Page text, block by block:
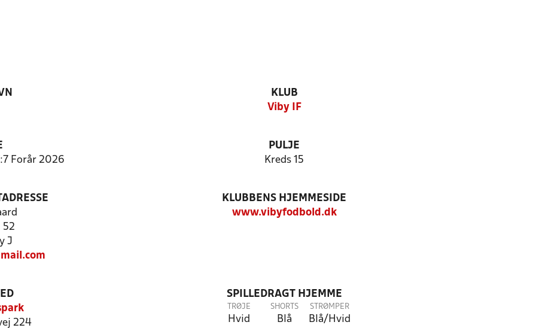
KLUB
Viby IF
Forår 2026
PULJE
Kreds 15
52
J
KLUBBENS HJEMMESIDE
www.vibyfodbold.dk
224
SPILLEDRAGT HJEMME
TRØJE
Hvid
SHORTS
Blå
STRØMPER
Blå/Hvid